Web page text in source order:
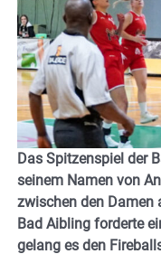
Das Spitzenspiel der
seinem Namen von
zwischen den Damen
Bad Aibling forderte
gelang es den